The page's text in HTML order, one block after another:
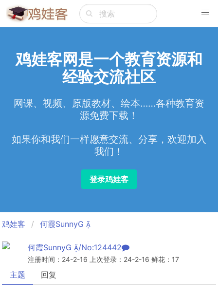
鸡娃客网是一个教育资源和
经验交流社区
网课、视频、原版教材、绘本……各种教育资
源免费下载！
如果你和我们一样愿意交流、分享，欢迎加入
我们！
登录鸡娃客
鸡娃客 何霞Sunny 
何霞Sunny /No:124442
注册时间：24-2-16 上次登录：24-2-16 鲜花：17
主题 回复